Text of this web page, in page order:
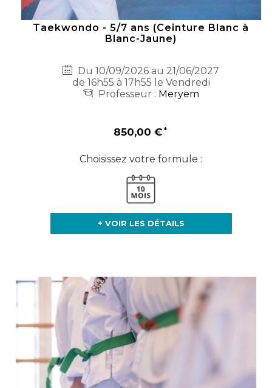
Taekwondo - 5/7 ans (Ceinture Blanc à
Blanc-Jaune)
Du 10/09/2026 au 21/06/2027
de 16h55 à 17h55 le Vendredi
Professeur : Meryem
850,00 €
Choisissez votre formule :
+ VOIR LES DÉTAILS